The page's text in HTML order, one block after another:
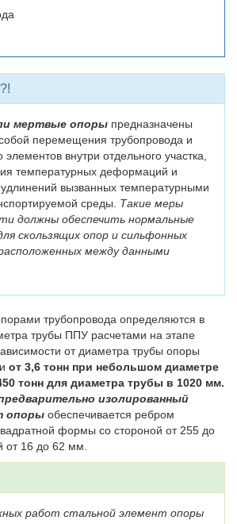
мертвые опоры предназначены
перемещения трубопровода и
внутри отдельного участка,
температурных деформаций и
вызванных температурными
среды. Такие меры
должны обеспечить нормальные
скользящих опор и сильфонных
между данными
трубопровода определяются в
трубы ППУ расчетами на этапе
от диаметра трубы опоры
от 3,6 тонн при небольшом диаметре
тонн для диаметра трубы в 1020 мм.
изолированный
опоры обеспечивается ребром
формы со стороной от 255 до
от 16 до 62 мм.
работ стальной элемент опоры